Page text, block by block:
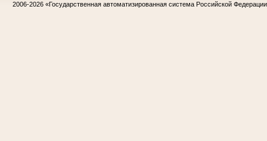
2006-2026 «Государственная автоматизированная система Российской